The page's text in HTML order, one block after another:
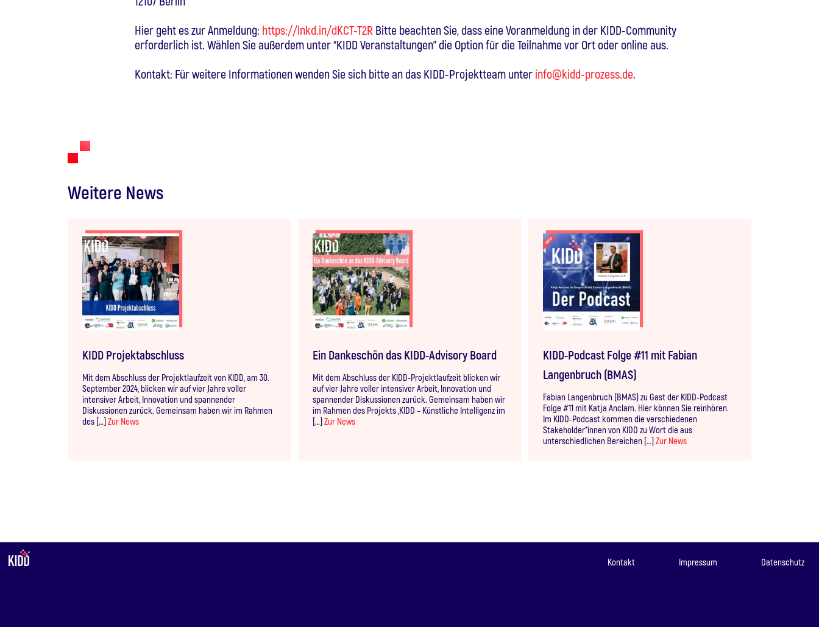
Hier geht es zur Anmeldung: https://lnkd.in/dKCT-T2R Bitte beachten Sie, dass eine Voranmeldung in der KIDD-Community
erforderlich ist. Wählen Sie außerdem unter “KIDD Veranstaltungen” die Option für die Teilnahme vor Ort oder online aus.
Kontakt: Für weitere Informationen wenden Sie sich bitte an das KIDD-Projektteam unter info@kidd-prozess.de.
Weitere News
KIDD Projektabschluss
Mit dem Abschluss der Projektlaufzeit von KIDD, am 30.
September 2024, blicken wir auf vier Jahre voller
intensiver Arbeit, Innovation und spannender
Diskussionen zurück. Gemeinsam haben wir im Rahmen
des […]Zur News
Ein Dankeschön das KIDD-Advisory Board
Mit dem Abschluss der KIDD-Projektlaufzeit blicken wir
auf vier Jahre voller intensiver Arbeit, Innovation und
spannender Diskussionen zurück. Gemeinsam haben wir
im Rahmen des Projekts „KIDD – Künstliche Intelligenz im
[…]Zur News
KIDD-Podcast Folge #11 mit Fabian
Langenbruch (BMAS)
Fabian Langenbruch (BMAS) zu Gast der KIDD-Podcast
Folge #11 mit Katja Anclam. Hier können Sie reinhören.
Im KIDD-Podcast kommen die verschiedenen
Stakeholder*innen von KIDD zu Wort die aus
unterschiedlichen Bereichen […]Zur News
Kontakt Impressum Datenschutz